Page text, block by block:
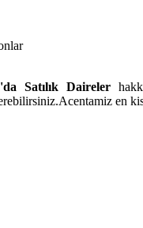
Satılık Daireler
en